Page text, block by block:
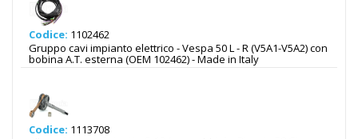
Codice: 1102462
Gruppo cavi impianto elettrico - Vespa 50 L - R (V5A1-V5A2) con
bobina A.T. esterna (OEM 102462) - Made in Italy
Codice: 1113708